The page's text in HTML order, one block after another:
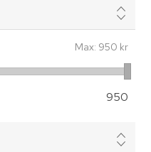
Max: 950 kr
950